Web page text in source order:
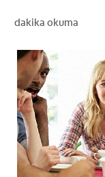
dakika okuma